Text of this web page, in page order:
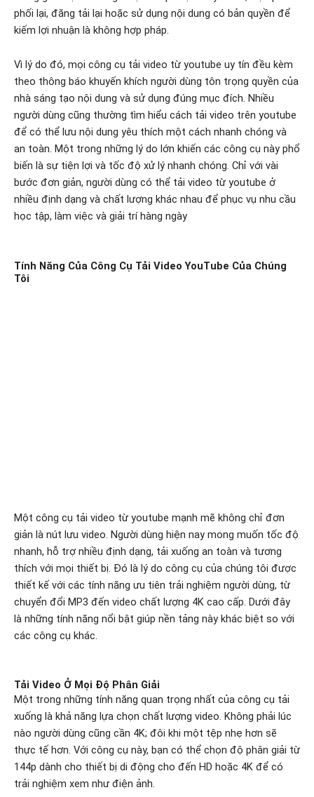
phối lại, đăng tải lại hoặc sử dụng nội dung có bản quyền để
kiếm lợi nhuận là không hợp pháp.
Vì lý do đó, mọi công cụ tải video từ youtube uy tín đều kèm
theo thông báo khuyến khích người dùng tôn trọng quyền của
nhà sáng tạo nội dung và sử dụng đúng mục đích. Nhiều
người dùng cũng thường tìm hiểu cách tải video trên youtube
để có thể lưu nội dung yêu thích một cách nhanh chóng và
an toàn. Một trong những lý do lớn khiến các công cụ này phổ
biến là sự tiện lợi và tốc độ xử lý nhanh chóng. Chỉ với vài
bước đơn giản, người dùng có thể tải video từ youtube ở
nhiều định dạng và chất lượng khác nhau để phục vụ nhu cầu
học tập, làm việc và giải trí hàng ngày
Tính Năng Của Công Cụ Tải Video YouTube Của Chúng
Tôi
Một công cụ tải video từ youtube mạnh mẽ không chỉ đơn
giản là nút lưu video. Người dùng hiện nay mong muốn tốc độ
nhanh, hỗ trợ nhiều định dạng, tải xuống an toàn và tương
thích với mọi thiết bị. Đó là lý do công cụ của chúng tôi được
thiết kế với các tính năng ưu tiên trải nghiệm người dùng, từ
chuyển đổi MP3 đến video chất lượng 4K cao cấp. Dưới đây
là những tính năng nổi bật giúp nền tảng này khác biệt so với
các công cụ khác.
Tải Video Ở Mọi Độ Phân Giải
Một trong những tính năng quan trọng nhất của công cụ tải
xuống là khả năng lựa chọn chất lượng video. Không phải lúc
nào người dùng cũng cần 4K; đôi khi một tệp nhẹ hơn sẽ
thực tế hơn. Với công cụ này, bạn có thể chọn độ phân giải từ
144p dành cho thiết bị di động cho đến HD hoặc 4K để có
trải nghiệm xem như điện ảnh.